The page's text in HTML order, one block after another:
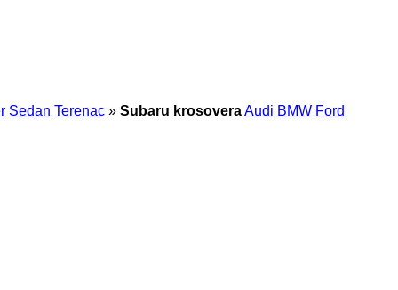
Sedan Terenac » Subaru krosoveraAudi BMW Ford